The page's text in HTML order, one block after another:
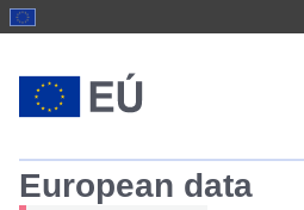
European data